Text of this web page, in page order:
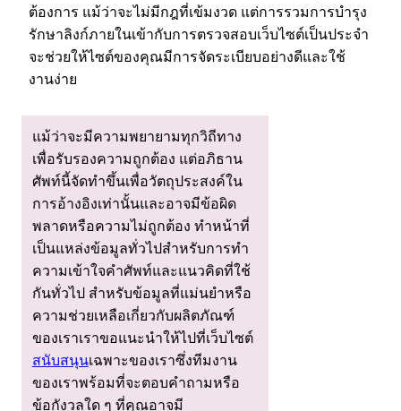
ต้องการ แม้ว่าจะไม่มีกฎที่เข้มงวด แต่การรวมการบํารุง
รักษาลิงก์ภายในเข้ากับการตรวจสอบเว็บไซต์เป็นประจํา
จะช่วยให้ไซต์ของคุณมีการจัดระเบียบอย่างดีและใช้
งานง่าย
แม้ว่าจะมีความพยายามทุกวิถีทาง
เพื่อรับรองความถูกต้อง แต่อภิธาน
ศัพท์นี้จัดทําขึ้นเพื่อวัตถุประสงค์ใน
การอ้างอิงเท่านั้นและอาจมีข้อผิด
พลาดหรือความไม่ถูกต้อง ทําหน้าที่
เป็นแหล่งข้อมูลทั่วไปสําหรับการทํา
ความเข้าใจคําศัพท์และแนวคิดที่ใช้
กันทั่วไป สําหรับข้อมูลที่แม่นยําหรือ
ความช่วยเหลือเกี่ยวกับผลิตภัณฑ์
ของเราเราขอแนะนําให้ไปที่เว็บไซต์
สนับสนุนเฉพาะของเราซึ่งทีมงาน
ของเราพร้อมที่จะตอบคําถามหรือ
ข้อกังวลใด ๆ ที่คุณอาจมี